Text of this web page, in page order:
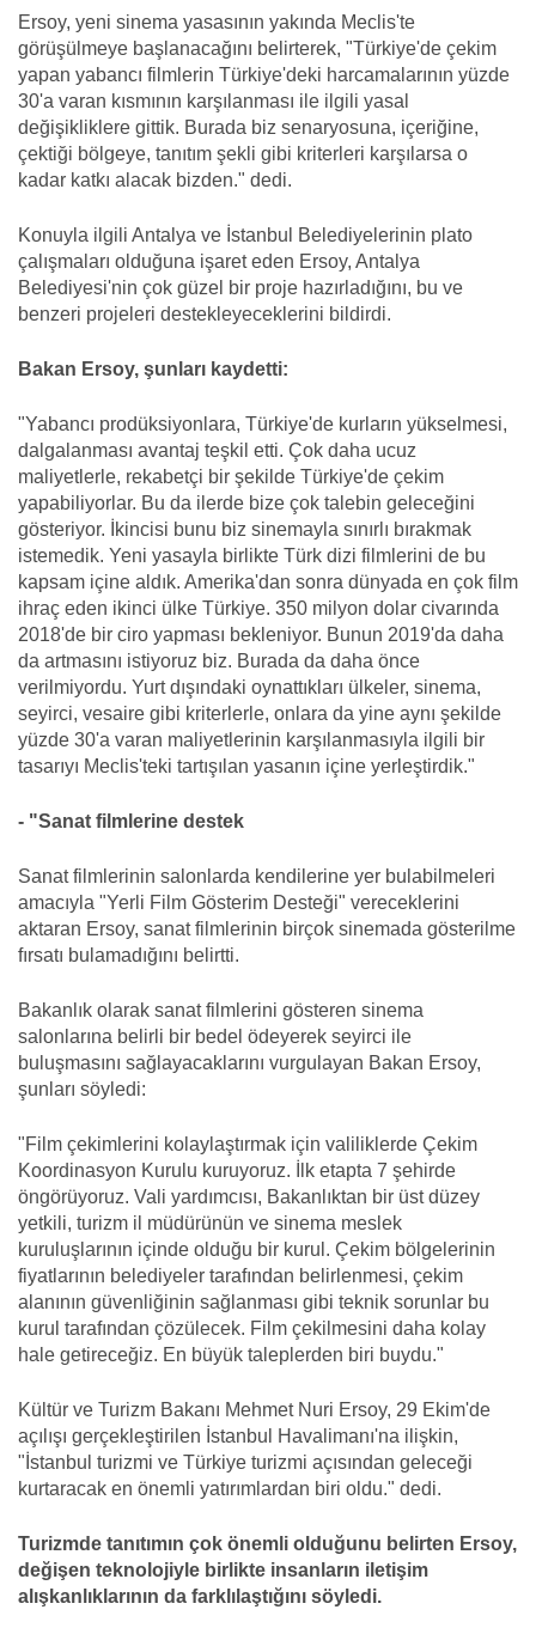
Ersoy, yeni sinema yasasının yakında Meclis'te
görüşülmeye başlanacağını belirterek, "Türkiye'de çekim
yapan yabancı filmlerin Türkiye'deki harcamalarının yüzde
30'a varan kısmının karşılanması ile ilgili yasal
değişikliklere gittik. Burada biz senaryosuna, içeriğine,
çektiği bölgeye, tanıtım şekli gibi kriterleri karşılarsa o
kadar katkı alacak bizden." dedi.
Konuyla ilgili Antalya ve İstanbul Belediyelerinin plato
çalışmaları olduğuna işaret eden Ersoy, Antalya
Belediyesi'nin çok güzel bir proje hazırladığını, bu ve
benzeri projeleri destekleyeceklerini bildirdi.
Bakan Ersoy, şunları kaydetti:
"Yabancı prodüksiyonlara, Türkiye'de kurların yükselmesi,
dalgalanması avantaj teşkil etti. Çok daha ucuz
maliyetlerle, rekabetçi bir şekilde Türkiye'de çekim
yapabiliyorlar. Bu da ilerde bize çok talebin geleceğini
gösteriyor. İkincisi bunu biz sinemayla sınırlı bırakmak
istemedik. Yeni yasayla birlikte Türk dizi filmlerini de bu
kapsam içine aldık. Amerika'dan sonra dünyada en çok film
ihraç eden ikinci ülke Türkiye. 350 milyon dolar civarında
2018'de bir ciro yapması bekleniyor. Bunun 2019'da daha
da artmasını istiyoruz biz. Burada da daha önce
verilmiyordu. Yurt dışındaki oynattıkları ülkeler, sinema,
seyirci, vesaire gibi kriterlerle, onlara da yine aynı şekilde
yüzde 30'a varan maliyetlerinin karşılanmasıyla ilgili bir
tasarıyı Meclis'teki tartışılan yasanın içine yerleştirdik."
- "Sanat filmlerine destek
Sanat filmlerinin salonlarda kendilerine yer bulabilmeleri
amacıyla "Yerli Film Gösterim Desteği" vereceklerini
aktaran Ersoy, sanat filmlerinin birçok sinemada gösterilme
fırsatı bulamadığını belirtti.
Bakanlık olarak sanat filmlerini gösteren sinema
salonlarına belirli bir bedel ödeyerek seyirci ile
buluşmasını sağlayacaklarını vurgulayan Bakan Ersoy,
şunları söyledi:
"Film çekimlerini kolaylaştırmak için valiliklerde Çekim
Koordinasyon Kurulu kuruyoruz. İlk etapta 7 şehirde
öngörüyoruz. Vali yardımcısı, Bakanlıktan bir üst düzey
yetkili, turizm il müdürünün ve sinema meslek
kuruluşlarının içinde olduğu bir kurul. Çekim bölgelerinin
fiyatlarının belediyeler tarafından belirlenmesi, çekim
alanının güvenliğinin sağlanması gibi teknik sorunlar bu
kurul tarafından çözülecek. Film çekilmesini daha kolay
hale getireceğiz. En büyük taleplerden biri buydu."
Kültür ve Turizm Bakanı Mehmet Nuri Ersoy, 29 Ekim'de
açılışı gerçekleştirilen İstanbul Havalimanı'na ilişkin,
"İstanbul turizmi ve Türkiye turizmi açısından geleceği
kurtaracak en önemli yatırımlardan biri oldu." dedi.
Turizmde tanıtımın çok önemli olduğunu belirten Ersoy,
değişen teknolojiyle birlikte insanların iletişim
alışkanlıklarının da farklılaştığını söyledi.